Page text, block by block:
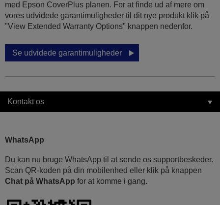
med Epson CoverPlus planen. For at finde ud af mere om
vores udvidede garantimuligheder til dit nye produkt klik på
"View Extended Warranty Options" knappen nedenfor.
Se udvidede garantimuligheder
Kontakt os
WhatsApp
Du kan nu bruge WhatsApp til at sende os supportbeskeder.
Scan QR-koden på din mobilenhed eller klik på knappen
Chat på WhatsApp for at komme i gang.